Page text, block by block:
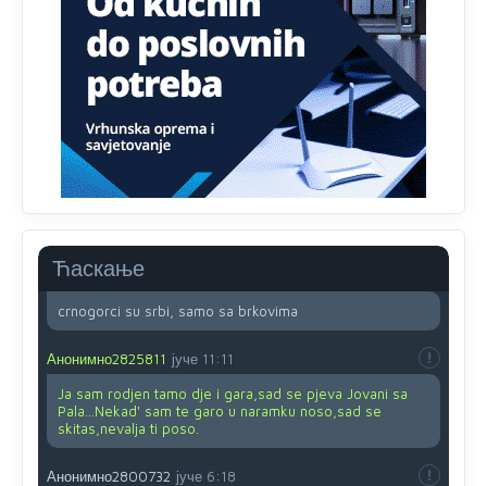
Ћаскање
su u pitanju starije osobe, osobe sa slabijim vidom ili
drhtavom rukom
Анонимно2819033 8/8/2026
Yes,nekada je bila corava kutija za IZBORE a danas su
coravi biraci.
Анонимно2553747 8/8/2026 2:53
muvjerujem.tekmi je 50 godina.
Анонимно2800732
crnogorci su srbi, samo sa brkovima
Анонимно2825811 јуче 11:11
Ja sam rodjen tamo dje i gara,sad se pjeva Jovani sa
Pala...Nekad' sam te garo u naramku noso,sad se
skitas,nevalja ti poso.
Анонимно2800732 јуче 6:18